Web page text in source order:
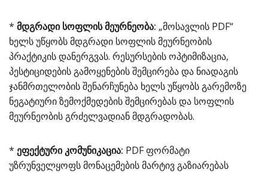
* მდგრადი სოფლის მეურნეობა: „მოსავლის PDF“
ხელს უწყობს მდგრადი სოფლის მეურნეობის
პრაქტიკის დანერგვას. რესურსების ოპტიმიზაცია,
პესტიციდების გამოყენების შემცირება და ნიადაგის
ჯანმრთელობის შენარჩუნება ხელს უწყობს გარემოზე
ნეგატიური ზემოქმედების შემცირებას და სოფლის
მეურნეობის გრძელვადიან მდგრადობას.
* ეფექტური კომუნიკაცია: PDF ფორმატი
უზრუნველყოფს მონაცემების მარტივ გაზიარებას